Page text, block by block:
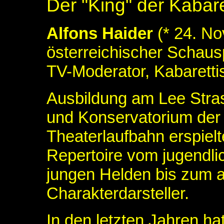
Der "King" der
Alfons Haider(* 24.
österreichischer
TV-Moderator,
Ausbildung am Lee
und Konservatorium
Theaterlaufbahn
Repertoire vom
jungen Helden bis zum
Charakterdarsteller.
In den letzten Jahren